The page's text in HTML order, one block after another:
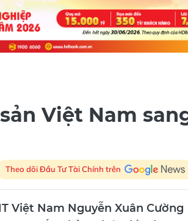
Việt Nam
Theo dõi Đầu Tư Tài Chính trên
Việt Nam Nguyễn Xuân Cường